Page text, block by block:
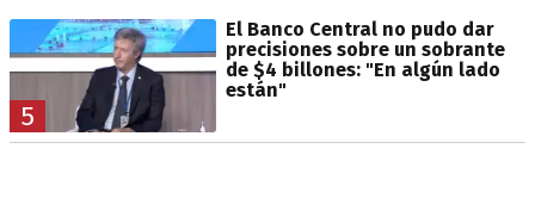
5
El Banco Central no pudo dar
precisiones sobre un sobrante
de $4 billones: "En algún lado
están"